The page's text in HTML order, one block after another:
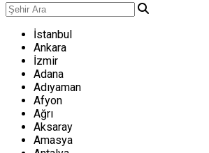
İstanbul
Ankara
İzmir
Adana
Adıyaman
Afyon
Ağrı
Aksaray
Amasya